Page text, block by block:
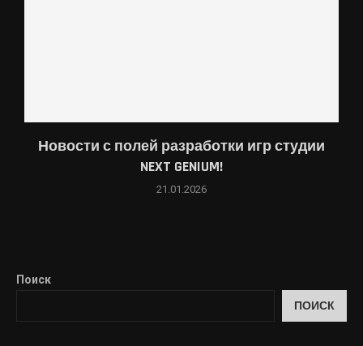
Новости с полей разработки игр студии
NEXT GENIUM!
21.01.2026
Поиск
ПОИСК